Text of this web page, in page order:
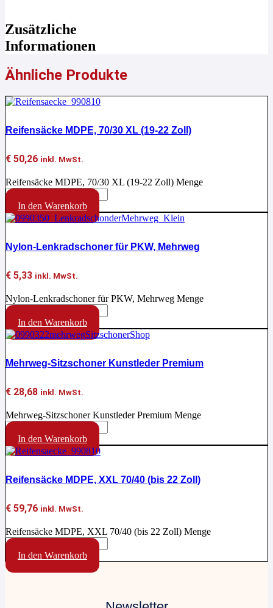
Zusätzliche
Informationen
Ähnliche Produkte
Reifensäcke MDPE, 70/30 XL (19-22 Zoll)
€ 50,26 inkl. MwSt.
Reifensäcke MDPE, 70/30 XL (19-22 Zoll) Menge
In den Warenkorb
Nylon-Lenkradschoner für PKW, Mehrweg
€ 5,33 inkl. MwSt.
Nylon-Lenkradschoner für PKW, Mehrweg Menge
In den Warenkorb
Mehrweg-Sitzschoner Kunstleder Premium
€ 28,68 inkl. MwSt.
Mehrweg-Sitzschoner Kunstleder Premium Menge
In den Warenkorb
Reifensäcke MDPE, XXL 70/40 (bis 22 Zoll)
€ 59,76 inkl. MwSt.
Reifensäcke MDPE, XXL 70/40 (bis 22 Zoll) Menge
In den Warenkorb